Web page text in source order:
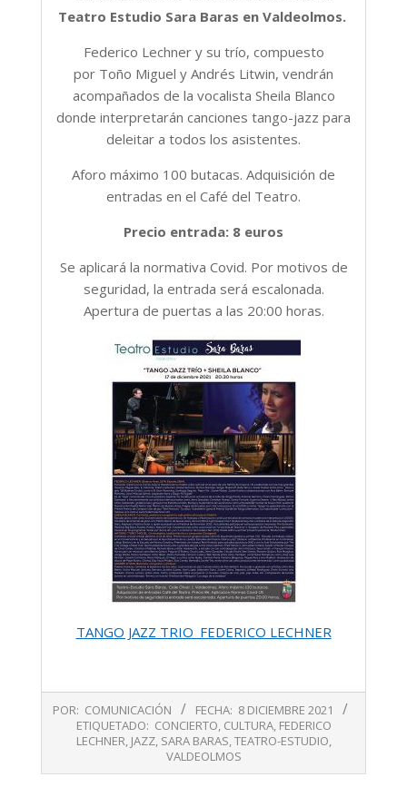
Teatro Estudio Sara Baras en Valdeolmos.
Federico Lechner y su trío, compuesto
por Toño Miguel y Andrés Litwin, vendrán
acompañados de la vocalista Sheila Blanco
donde interpretarán canciones tango-jazz para
deleitar a todos los asistentes.
Aforo máximo 100 butacas. Adquisición de
entradas en el Café del Teatro.
Precio entrada: 8 euros
Se aplicará la normativa Covid. Por motivos de
seguridad, la entrada será escalonada.
Apertura de puertas a las 20:00 horas.
TANGO JAZZ TRIO_FEDERICO LECHNER
12-
POR: COMUNICACIÓN FECHA: 8 DICIEMBRE 2021
ETIQUETADO: CONCIERTO, CULTURA, FEDERICO
LECHNER, JAZZ, SARA BARAS,TEATRO-ESTUDIO,
VALDEOLMOS